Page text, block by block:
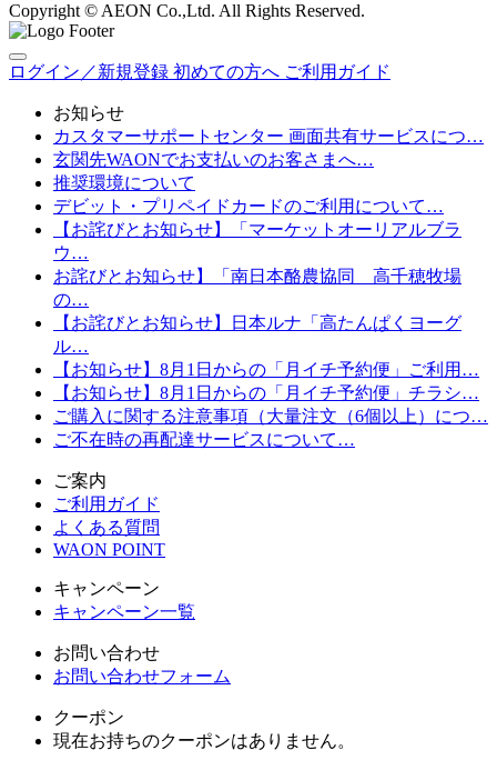
Copyright © AEON Co.,Ltd. All Rights Reserved.
ログイン／新規登録 初めての方へ ご利用ガイド
お知らせ
カスタマーサポートセンター 画面共有サービスにつ…
玄関先WAONでお支払いのお客さまへ…
推奨環境について
デビット・プリペイドカードのご利用について…
【お詫びとお知らせ】「マーケットオーリアルブラ
ウ…
お詫びとお知らせ】「南日本酪農協同 高千穂牧場
の…
【お詫びとお知らせ】日本ルナ「高たんぱくヨーグ
ル…
【お知らせ】8月1日からの「月イチ予約便」ご利用…
【お知らせ】8月1日からの「月イチ予約便」チラシ…
ご購入に関する注意事項（大量注文（6個以上）につ…
ご不在時の再配達サービスについて…
ご案内
ご利用ガイド
よくある質問
WAON POINT
キャンペーン
キャンペーン一覧
お問い合わせ
お問い合わせフォーム
クーポン
現在お持ちのクーポンはありません。